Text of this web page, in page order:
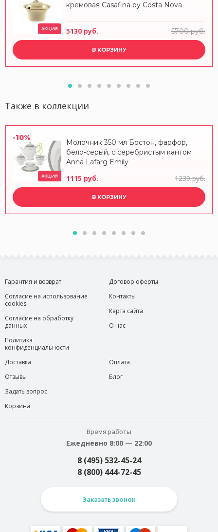
АКЦИЯ
кремовая Casafina by Costa Nova
5130 руб. 5700 руб.
В КОРЗИНУ
Также в коллекции
-10%
АКЦИЯ
Молочник 350 мл Бостон, фарфор,
бело-серый, с серебристым кантом
Anna Lafarg Emily
1115 руб. 1239 руб.
В КОРЗИНУ
Гарантия и возврат
Согласие на использование
cookies
Согласие на обработку
данных
Политика
конфиденциальности
Договор оферты
Контакты
Карта сайта
О нас
Доставка
Отзывы
Задать вопрос
Корзина
Оплата
Блог
Время работы
Ежедневно 8:00 — 22:00
8 (495) 532-45-24
8 (800) 444-72-45
Заказать звонок